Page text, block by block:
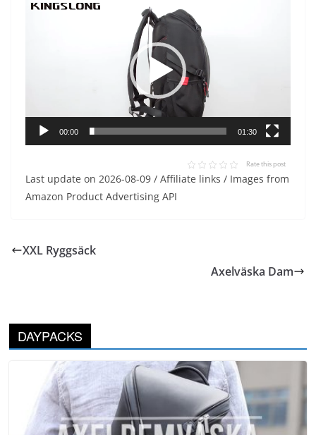
Videospelare
00:00 01:30
Rate this post
Last update on 2026-08-09 / Affiliate links / Images from
Amazon Product Advertising API
XXL Ryggsäck
Axelväska Dam
DAYPACKS